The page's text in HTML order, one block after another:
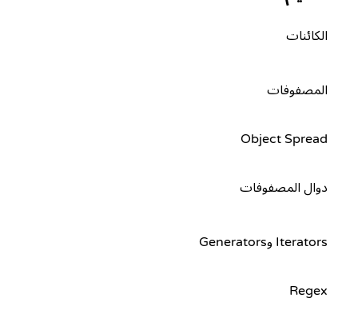
الكائنات
المصفوفات
Object Spread
دوال المصفوفات
Iterators وGenerators
Regex